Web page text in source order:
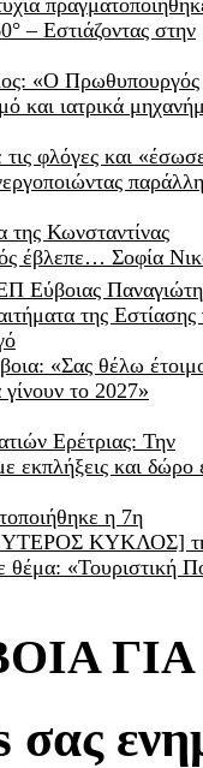
– Εστιάζοντας στην
«Ο Πρωθυπουργός
και ιατρικά
φλόγες και
της Κωνσταντίνας
έβλεπε… Σοφία
Εύβοιας
της Εστίασης
«Σας θέλω
γίνουν το 2027»
Ερέτριας: Την
και δώρο
η 7η
ΚΥΚΛΟΣ]
«Τουριστική